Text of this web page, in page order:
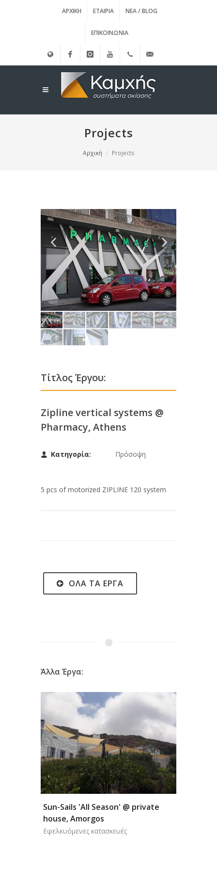
ΑΡΧΙΚΉ ΕΤΑΙΡΊΑ ΝΈΑ / BLOG
ΕΠΙΚΟΙΝΩΝΊΑ
FacebookinstagramYoutube (+30)
210.3455761
info@kamxis.gr
Projects
Αρχική Projects
Τίτλος Έργου:
Zipline vertical systems @
Pharmacy, Athens
Κατηγορία: Πρόσοψη
5 pcs of motorized ZIPLINE 120 system
ΌΛΑ ΤΑ ΈΡΓΑ
Άλλα Έργα:
Sun-Sails 'All Season' @ private
house, Amorgos
Εφελκυόμενες κατασκευές